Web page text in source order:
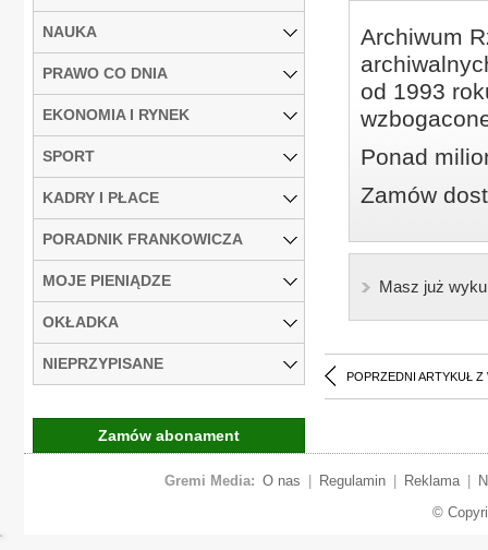
Archiwum
od 1993
Ponad
Zamów
Masz już
POPRZEDNI ARTYKUŁ Z
NAUKA
PRAWO CO DNIA
EKONOMIA I RYNEK
SPORT
KADRY I PŁACE
PORADNIK FRANKOWICZA
MOJE PIENIĄDZE
OKŁADKA
NIEPRZYPISANE
Zamów abonament
Gremi Media: O nas Regulamin Reklama
©